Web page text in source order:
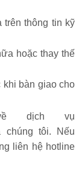
trên thông tin kỹ
hoặc thay thế
khi bàn giao cho
dịch vụ
chúng tôi. Nếu
liên hệ hotline